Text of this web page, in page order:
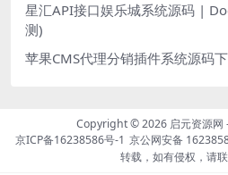
星汇API接口娱乐城系统源码 |
测)
苹果CMS代理分销插件系统源码
Copyright © 2026 启元资源网
京ICP备16238586号-1 京公网安备
转载，如有侵权，请